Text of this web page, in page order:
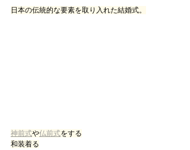
日本の伝統的な要素を取り入れた結婚式。
神前式や仏前式をする
和装着る